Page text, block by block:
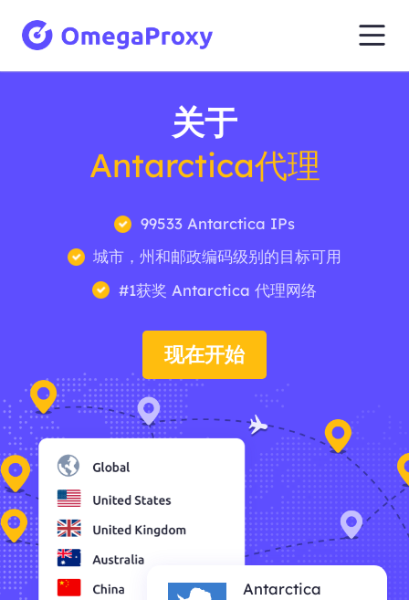
关于
Antarctica代理
99533 Antarctica IPs
城市，州和邮政编码级别的目标可用
#1获奖 Antarctica 代理网络
现在开始
Antarctica